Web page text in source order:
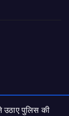
उठाए पुलिस की